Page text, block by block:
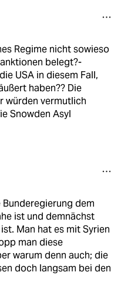
Regime nicht sowieso
belegt?-
USA in diesem Fall,
haben?? Die
würden vermutlich
Snowden Asyl
dem
ist und demnächst
Man hat es mit Syrien
man diese
warum denn auch; die
doch langsam bei den